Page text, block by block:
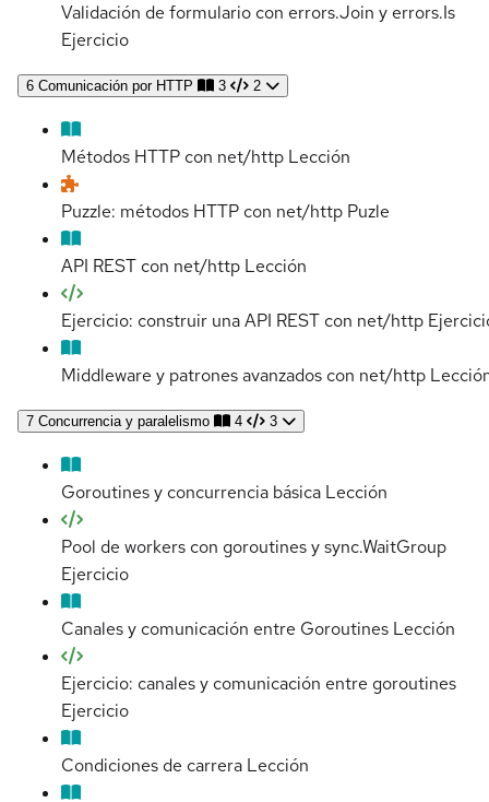
Validación de formulario con errors.Join y errors.Is
Ejercicio
6 Comunicación por HTTP 3 2
Métodos HTTP con net/http Lección
Puzzle: métodos HTTP con net/http Puzle
API REST con net/http Lección
Ejercicio: construir una API REST con net/http
Middleware y patrones avanzados con net/http
7 Concurrencia y paralelismo 4 3
Goroutines y concurrencia básica Lección
Pool de workers con goroutines y sync.WaitGroup
Ejercicio
Canales y comunicación entre Goroutines Lección
Ejercicio: canales y comunicación entre goroutines
Ejercicio
Condiciones de carrera Lección